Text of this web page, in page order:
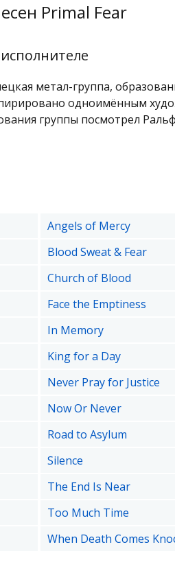
Primal Fear
метал-группа,
одноимённым
группы посмотрел
Angels of Mercy
Blood Sweat & Fear
Church of Blood
Face the Emptiness
In Memory
King for a Day
Never Pray for Justice
Now Or Never
Road to Asylum
Silence
The End Is Near
Too Much Time
When Death Comes